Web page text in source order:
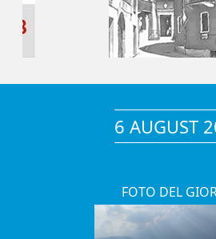
6 AUGUST
FOTO DEL